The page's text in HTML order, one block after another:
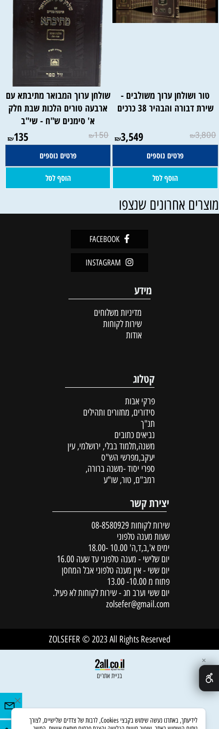
טור ושולחן ערוך משולבים -
שירת דבורה והבהיר 38 כרכים
₪3,800
₪3,549
פרטים נוספים
הוסף לסל
שולחן ערוך המבואר מתיבתא עם
ארבעה טורים הלכות שבת חלק
א' סימנים ש"ח - שי"ב
₪150
₪135
פרטים נוספים
הוסף לסל
אחרונים שנצפו
FACEBOOK
INSTAGRAM
מידע
מדיניות משלוחים
שירות לקוחות
אודות
קטלוג
פרקי אבות
סידורים, מחזורים ותהילים
תנ"ך
נביאים כתובים
משנה,תלמוד בבלי, ירושלמי, עין
יעקב,מפרשי הש"ס
ספרי יסוד -משנה ברורה,
רמב"ם, טור, שו"ע
יצירת קשר
שירות לקוחות 08-8580929
שעות מענה טלפוני
ימים א',ב,ד,ה' 10.00 -18.00
יום שלישי - מענה טלפוני עד שעה 16.00
יום ששי - אין מענה טלפוני אבל המחסן
פתוח מ 10.00- 13.00
יום ששי וערב חג - שירות לקוחות לא פעיל.
zolsefer@gmail.com
ZOLSEFER © 2023 All Rights Reserved
בניית אתרים
✕
לידיעתך, באתרנו נעשה שימוש בקבצי Cookies, לרבות של צדדים שלישיים, לצורך